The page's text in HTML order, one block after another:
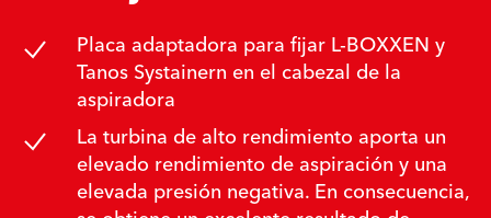
Placa adaptadora para fijar L-BOXXEN y
Tanos Systainern en el cabezal de la
aspiradora
La turbina de alto rendimiento aporta un
elevado rendimiento de aspiración y una
elevada presión negativa. En consecuencia,